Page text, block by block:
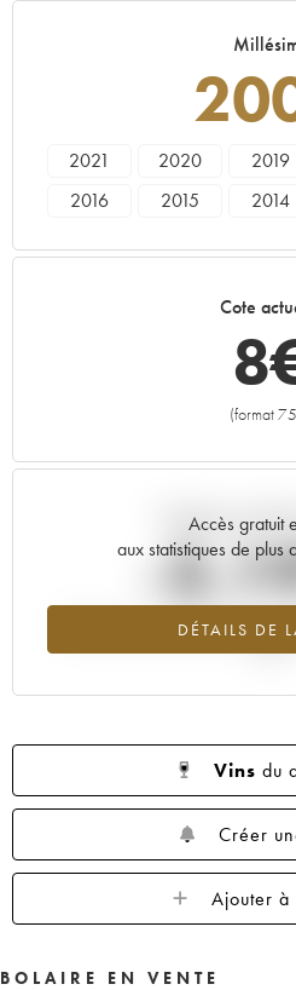
2021 2020 2019
2016
2015 2014
Cote
8
(format
Accès gratuit
aux statistiques de
DÉTAILS DE
Tendance
-
Tendance à la baisse du
Vins du
Créer
Ajouter à
BOLAIRE EN VENTE